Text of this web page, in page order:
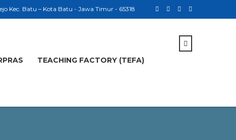
Kec. Batu – Kota Batu - Jawa Timur - 65318
TEACHING FACTORY (TEFA)